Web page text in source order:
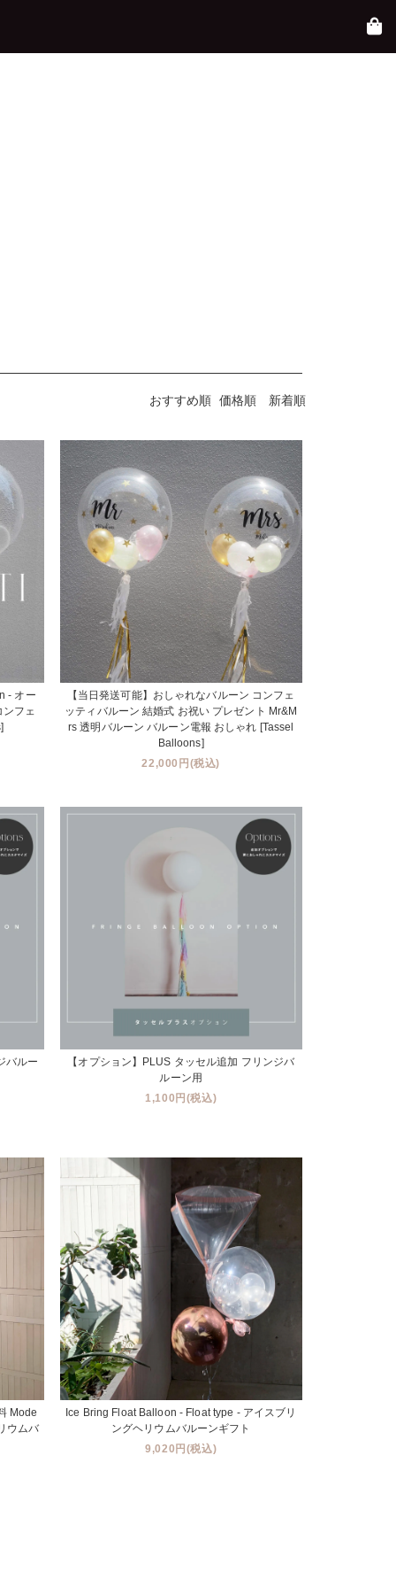
おすすめ順 価格順 新着順
- オー
ンフェ
【当日発送可能】おしゃれなバルーン コンフェ
ッティバルーン 結婚式 お祝い プレゼント Mr&M
rs 透明バルーン バルーン電報 おしゃれ [Tassel
Balloons]
22,000円(税込)
バルー
【オプション】PLUS タッセル追加 フリンジバ
ルーン用
1,100円(税込)
Mode
ウムバ
Ice Bring Float Balloon - Float type - アイスブリ
ングヘリウムバルーンギフト
9,020円(税込)